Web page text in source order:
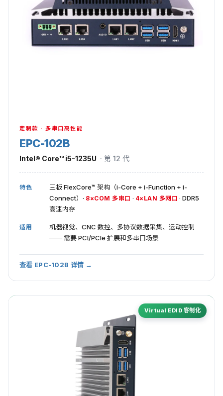
定制款 · 多串口高性能
EPC-102B
Intel® Core™ i5-1235U · 第 12 代
特色
三板 FlexCore™ 架构（i-Core + i-Function + i-
Connect）· 8×COM 多串口 · 4×LAN 多网口 · DDR5
高速内存
适用
机器视觉、CNC 数控、多协议数据采集、运动控制
── 需要 PCI/PCIe 扩展和多串口场景
查看 EPC-102B 详情 →
Virtual EDID 客制化